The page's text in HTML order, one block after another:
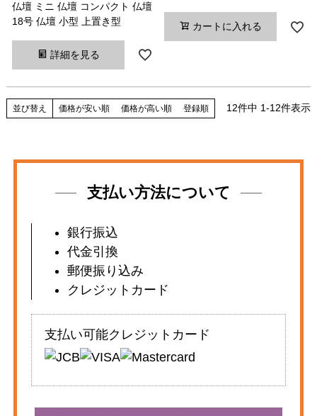
仏壇 ミニ 仏壇 コンパクト 仏壇
18号 仏壇 小型 上置き型
詳細を見る
カートに入れる
並び替え 価格が安い順 価格が高い順 登録順 12件中 1-12件表示
支払い方法について
銀行振込
代金引換
郵便振り込み
クレジットカード
支払い可能クレジットカード